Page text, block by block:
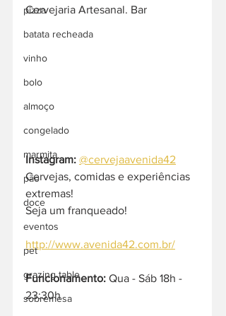
pizza
batata recheada
vinho
bolo
almoço
congelado
marmita
pão
doce
eventos
pet
grazing table
sobremesa
Cervejaria Artesanal. Bar
Instagram: @cervejaavenida42
Cervejas, comidas e experiências
extremas!
Seja um franqueado!
http://www.avenida42.com.br/
Funcionamento: Qua - Sáb 18h -
23:30h